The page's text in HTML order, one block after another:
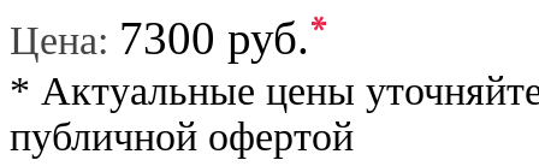
Цена: 7300 руб.*
* Актуальные цены
публичной офертой